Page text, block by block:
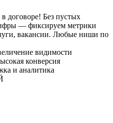
в договоре! Без пустых
— фиксируем метрики
вакансии. Любые ниши по
видимости
конверсия
и аналитика